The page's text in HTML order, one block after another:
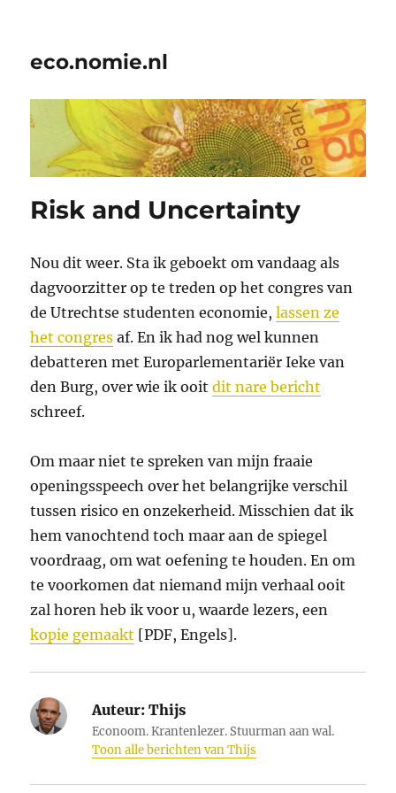
eco.nomie.nl
Risk and Uncertainty
Nou dit weer. Sta ik geboekt om vandaag als
dagvoorzitter op te treden op het congres van
de Utrechtse studenten economie,lassen ze
het congres af. En ik had nog wel kunnen
debatteren met Europarlementariër Ieke van
den Burg, over wie ik ooitdit nare bericht
schreef.
Om maar niet te spreken van mijn fraaie
openingsspeech over het belangrijke verschil
tussen risico en onzekerheid. Misschien dat ik
hem vanochtend toch maar aan de spiegel
voordraag, om wat oefening te houden. En om
te voorkomen dat niemand mijn verhaal ooit
zal horen heb ik voor u, waarde lezers, een
kopie gemaakt [PDF, Engels].
Auteur: Thijs
Econoom. Krantenlezer. Stuurman aan wal.
Toon alle berichten van Thijs